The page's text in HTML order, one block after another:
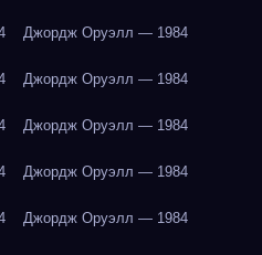
Джордж Оруэлл — 1984
Джордж Оруэлл — 1984
Джордж Оруэлл — 1984
Джордж Оруэлл — 1984
Джордж Оруэлл — 1984